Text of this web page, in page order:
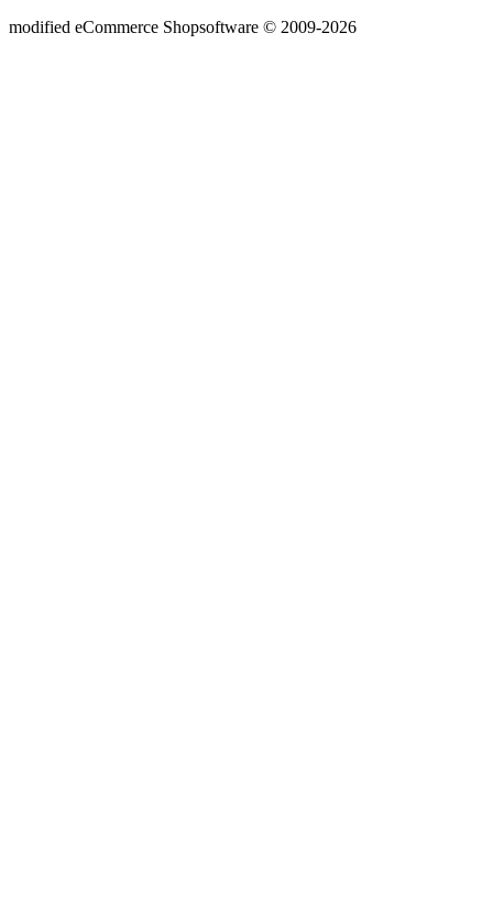
modified eCommerce Shopsoftware © 2009-2026